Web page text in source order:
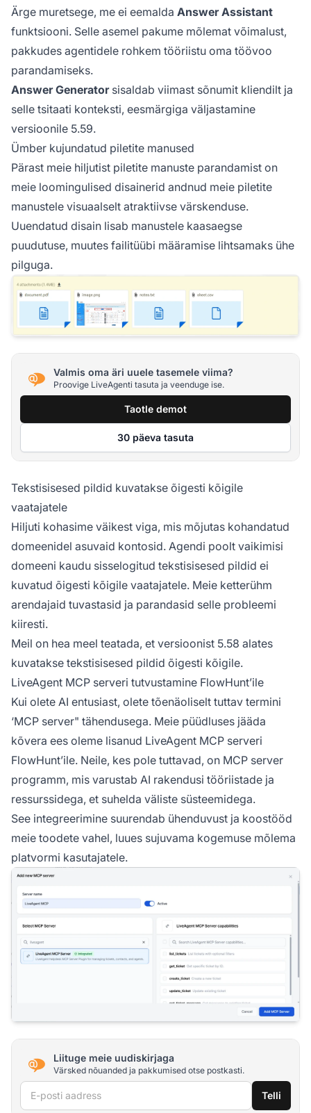
Ärge muretsege, me ei eemalda Answer Assistant
funktsiooni. Selle asemel pakume mõlemat võimalust,
pakkudes agentidele rohkem tööriistu oma töövoo
parandamiseks.
Answer Generatorsisaldab viimast sõnumit kliendilt ja
selle tsitaati konteksti, eesmärgiga väljastamine
versioonile 5.59.
Ümber kujundatud piletite manused
Pärast meie hiljutist piletite manuste parandamist on
meie loomingulised disainerid andnud meie piletite
manustele visuaalselt atraktiivse värskenduse.
Uuendatud disain lisab manustele kaasaegse
puudutuse, muutes failitüübi määramise lihtsamaks ühe
pilguga.
Valmis oma äri uuele tasemele viima?
Proovige LiveAgenti tasuta ja veenduge ise.
Taotle demot
30 päeva tasuta
Tekstisisesed pildid kuvatakse õigesti kõigile
vaatajatele
Hiljuti kohasime väikest viga, mis mõjutas kohandatud
domeenidel asuvaid kontosid. Agendi poolt vaikimisi
domeeni kaudu sisselogitud tekstisisesed pildid ei
kuvatud õigesti kõigile vaatajatele. Meie ketterühm
arendajaid tuvastasid ja parandasid selle probleemi
kiiresti.
Meil on hea meel teatada, et versioonist 5.58 alates
kuvatakse tekstisisesed pildid õigesti kõigile.
LiveAgent MCP serveri tutvustamine FlowHunt’ile
Kui olete AI entusiast, olete tõenäoliselt tuttav termini
‘MCP server" tähendusega. Meie püüdluses jääda
kõvera ees oleme lisanud LiveAgent MCP serveri
FlowHunt’ile. Neile, kes pole tuttavad, on MCP server
programm, mis varustab AI rakendusi tööriistade ja
ressurssidega, et suhelda väliste süsteemidega.
See integreerimine suurendab ühenduvust ja koostööd
meie toodete vahel, luues sujuvama kogemuse mõlema
platvormi kasutajatele.
Liituge meie uudiskirjaga
Värsked nõuanded ja pakkumised otse postkasti.
E-posti aadress Telli